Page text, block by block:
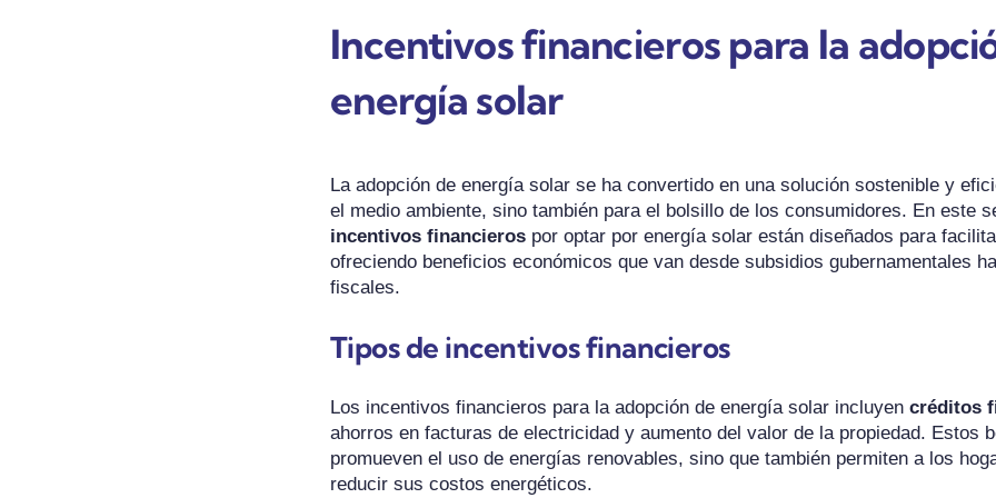
Incentivos financieros para la
energía solar
La adopción de energía solar se ha convertido en una solución sostenible y
el medio ambiente, sino también para el bolsillo de los consumidores. En este
incentivos financieros por optar por energía solar están diseñados para
ofreciendo beneficios económicos que van desde subsidios gubernamentales
fiscales.
Tipos de incentivos financieros
Los incentivos financieros para la adopción de energía solar incluyencréditos
ahorros en facturas de electricidad y aumento del valor de la propiedad. Estos
promueven el uso de energías renovables, sino que también permiten a los
reducir sus costos energéticos.